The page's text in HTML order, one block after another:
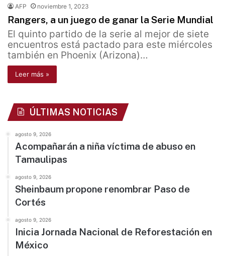
AFP noviembre 1, 2023
Rangers, a un juego de ganar la Serie Mundial
El quinto partido de la serie al mejor de siete
encuentros está pactado para este miércoles
también en Phoenix (Arizona)…
Leer más »
ÚLTIMAS NOTICIAS
agosto 9, 2026
Acompañarán a niña víctima de abuso en
Tamaulipas
agosto 9, 2026
Sheinbaum propone renombrar Paso de
Cortés
agosto 9, 2026
Inicia Jornada Nacional de Reforestación en
México